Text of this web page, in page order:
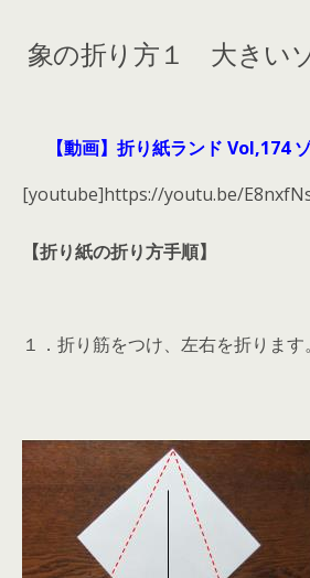
象の折り方１ 大きい
【動画】折り紙ランド Vol,174
[youtube]https://youtu.be/
【折り紙の折り方手順】
１．折り筋をつけ、左右を折ります。